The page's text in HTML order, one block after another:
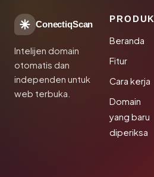
ConectiqScan
Intelijen domain
otomatis dan
independen untuk
web terbuka.
PRODUK
Beranda
Fitur
Cara kerja
Domain
yang baru
diperiksa